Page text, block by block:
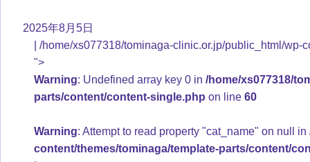
2025年8月5日
/home/xs077318/tominaga-clinic.or.jp/public_html/
">
Warning: Undefined array key 0 in /home/xs077318/
parts/content/content-single.php on line 60
Warning: Attempt to read property "cat_name" on null in
content/themes/tominaga/template-parts/content/